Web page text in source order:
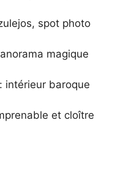
spot photo
magique
: intérieur baroque
et cloître